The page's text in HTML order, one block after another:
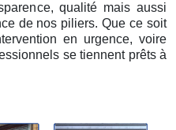
qualité mais aussi
de nos piliers. Que ce soit
en urgence, voire
se tiennent prêts à